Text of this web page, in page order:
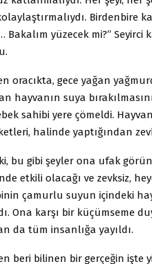
Birdenbire
Bakalım yüzecek mi?”
oracıkta, gece yağan
hayvanın suya
sahibi yere çömeldi.
halinde yaptığından
bu gibi şeyler ona ufak
etkili olacağı ve zevksiz,
çamurlu suyun içindeki
Ona karşı bir küçümseme
da tüm insanlığa yayıldı.
beri bilinen bir gerçeğin işte